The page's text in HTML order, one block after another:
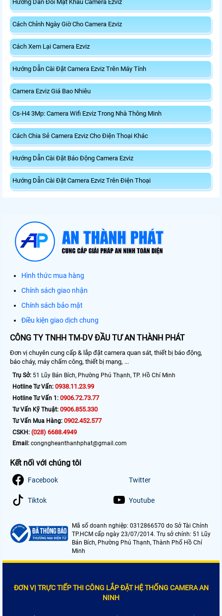
Hướng Dẫn Đổi Mật Khẩu Camera Ezviz
Cách Chỉnh Ngày Giờ Cho Camera Ezviz
Cách Xem Lại Camera Ezviz
Hướng Dẫn Cài Đặt Camera Ezviz Trên Máy Tính
Camera Ezviz Giá Bao Nhiêu
Cs-H4 3Mp: Camera Wifi Ezviz Trong Nhà Thông Minh
Cách Chia Sẻ Camera Ezviz Cho Điện Thoại Khác
Hướng Dẫn Cài Đặt Báo Động Camera Ezviz
Hướng Dẫn Cài Đặt Camera Ezviz Trên Điện Thoại
Hình thức mua hàng
Chính sách giao nhận
Chính sách bảo mật
Điều kiện giao dịch chung
CÔNG TY TNHH TM-DV ĐẦU TƯ AN THÀNH PHÁT
Đơn vị chuyên cung cấp & lắp đặt camera quan sát, thiết bị báo động,
báo cháy, máy chấm công, thiết bị mạng, ...
Trụ Sở: 51 Lũy Bán Bích, Phường Phú Thạnh, TP. Hồ Chí Minh
Hotline Tư Vấn: 0938.11.23.99
Hotline Tư Vấn 1: 0906.72.73.77
Tư Vấn Kỹ Thuật: 0906.855.330
Tư Vấn Mua Hàng: 0902.452.577
CSKH: (028) 6688.4949
Email: congngheanthanhphat@gmail.com
Kết nối với chúng tôi
Facebook Twitter
Tiktok Youtube
Mã số doanh nghiệp: 0312866570 do Sở Tài Chính
TP.HCM cấp ngày 23/07/2014. Trụ sở chính: 51 Lũy
Bán Bích, Phường Phú Thạnh, Thành Phố Hồ Chí
Minh
ĐƠN VỊ TRỰC TIẾP THI CÔNG LẮP ĐẶT HỆ THỐNG CAMERA AN
NINH